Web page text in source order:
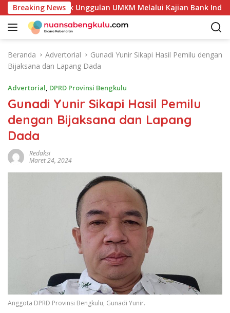
a
Breaking News
Produk Unggulan UMKM Melalui Kajian Bank Indonesia
Beranda Advertorial
Gunadi Yunir Sikapi Hasil Pemilu dengan
Bijaksana dan Lapang Dada
Advertorial, DPRD Provinsi Bengkulu
Gunadi Yunir Sikapi Hasil Pemilu
dengan Bijaksana dan Lapang
Dada
Redaksi
Maret 24, 2024
Anggota DPRD Provinsi Bengkulu, Gunadi Yunir.